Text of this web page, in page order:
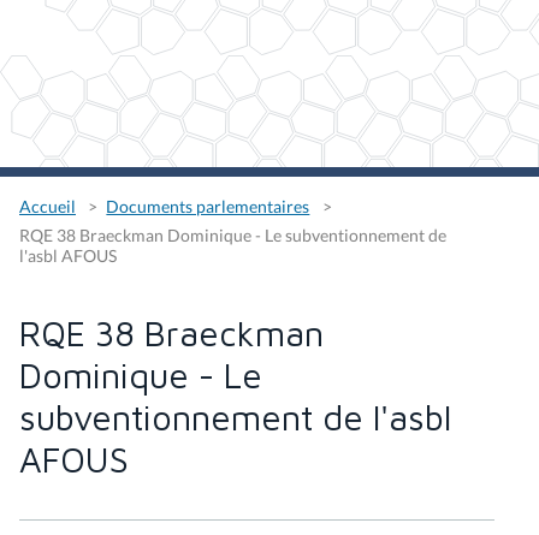
Accueil
Documents parlementaires
RQE 38 Braeckman Dominique - Le subventionnement de
l'asbl AFOUS
RQE 38 Braeckman
Dominique - Le
subventionnement de l'asbl
AFOUS